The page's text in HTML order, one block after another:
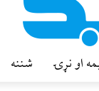
او نړۍ شننه